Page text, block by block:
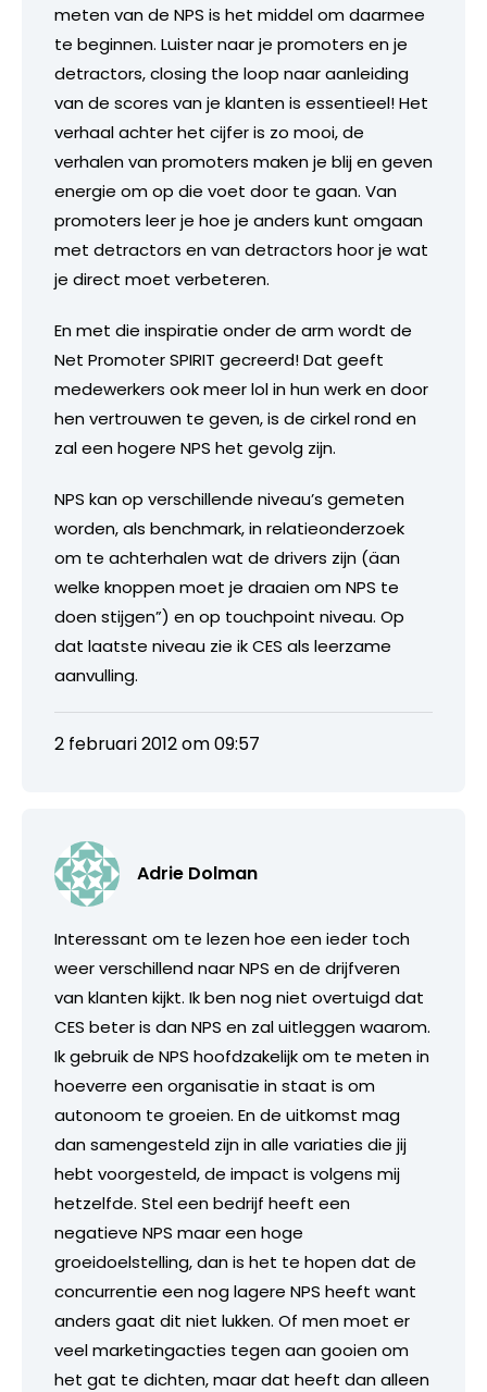
meten van de NPS is het middel om daarmee
te beginnen. Luister naar je promoters en je
detractors, closing the loop naar aanleiding
van de scores van je klanten is essentieel! Het
verhaal achter het cijfer is zo mooi, de
verhalen van promoters maken je blij en geven
energie om op die voet door te gaan. Van
promoters leer je hoe je anders kunt omgaan
met detractors en van detractors hoor je wat
je direct moet verbeteren.
En met die inspiratie onder de arm wordt de
Net Promoter SPIRIT gecreerd! Dat geeft
medewerkers ook meer lol in hun werk en door
hen vertrouwen te geven, is de cirkel rond en
zal een hogere NPS het gevolg zijn.
NPS kan op verschillende niveau’s gemeten
worden, als benchmark, in relatieonderzoek
om te achterhalen wat de drivers zijn (äan
welke knoppen moet je draaien om NPS te
doen stijgen”) en op touchpoint niveau. Op
dat laatste niveau zie ik CES als leerzame
aanvulling.
2 februari 2012 om 09:57
Adrie Dolman
Interessant om te lezen hoe een ieder toch
weer verschillend naar NPS en de drijfveren
van klanten kijkt. Ik ben nog niet overtuigd dat
CES beter is dan NPS en zal uitleggen waarom.
Ik gebruik de NPS hoofdzakelijk om te meten in
hoeverre een organisatie in staat is om
autonoom te groeien. En de uitkomst mag
dan samengesteld zijn in alle variaties die jij
hebt voorgesteld, de impact is volgens mij
hetzelfde. Stel een bedrijf heeft een
negatieve NPS maar een hoge
groeidoelstelling, dan is het te hopen dat de
concurrentie een nog lagere NPS heeft want
anders gaat dit niet lukken. Of men moet er
veel marketingacties tegen aan gooien om
het gat te dichten, maar dat heeft dan alleen